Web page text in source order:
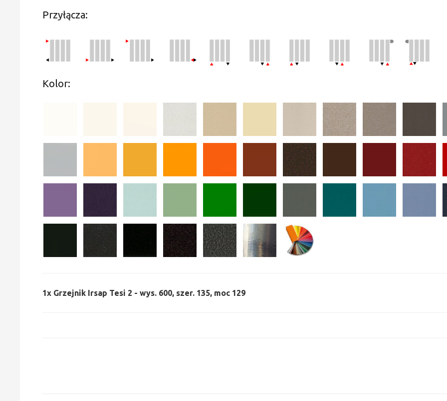
Przyłącza:
Kolor:
1x Grzejnik Irsap Tesi 2 - wys. 600, szer. 135, moc 129